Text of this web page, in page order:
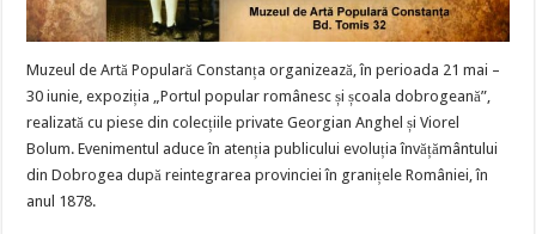
Muzeul de Artă Populară Constanța organizează, în perioada 21 mai –
30 iunie, expoziția „Portul popular românesc și școala dobrogeană”,
realizată cu piese din colecțiile private Georgian Anghel și Viorel
Bolum. Evenimentul aduce în atenția publicului evoluția învățământului
din Dobrogea după reintegrarea provinciei în granițele României, în
anul 1878.